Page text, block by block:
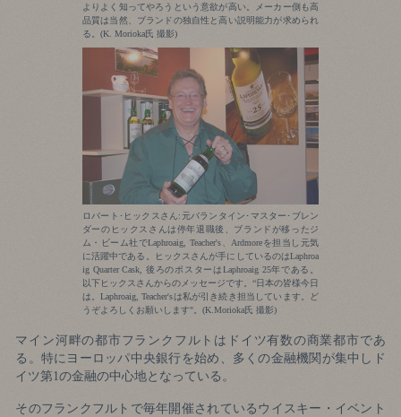
よりよく知ってやろうという意欲が高い。メーカー側も高
品質は当然、ブランドの独自性と高い説明能力が求められ
る。(K. Morioka氏 撮影)
ロバート･ヒックスさん:元バランタイン･マスター･ブレン
ダーのヒックスさんは停年退職後、ブランドが移ったジ
ム・ビーム社でLaphroaig, Teacher's、Ardmoreを担当し元気
に活躍中である。ヒックスさんが手にしているのはLaphroa
ig Quarter Cask, 後ろのポスターはLaphroaig 25年である。
以下ヒックスさんからのメッセージです。“日本の皆様今日
は。Laphroaig, Teacher'sは私が引き続き担当しています。ど
うぞよろしくお願いします"。(K.Morioka氏 撮影)
マイン河畔の都市フランクフルトはドイツ有数の商業都市であ
る。特にヨーロッパ中央銀行を始め、多くの金融機関が集中しド
イツ第1の金融の中心地となっている。
そのフランクフルトで毎年開催されているウイスキー・イベント